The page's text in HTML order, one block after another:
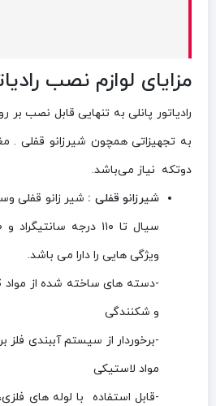
مزایای لوازم نصب
رادیاتور پانلی به تنهایی قابل نصب
به تجهیزاتی همچون شیرزانو قفلی .
دوتکه نیاز می‌باشد.
شیرزانو قفلی : شیر زانو قفلی
ویژگی هایی را دارا می باشد.
و شکنندگی
-برخوردار از سیستم آببندی فلز
مواد لاستیکی